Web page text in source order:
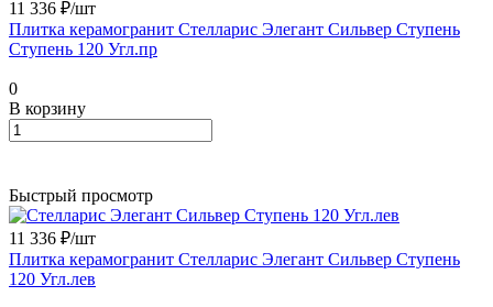
11 336 ₽/шт
Плитка керамогранит Стелларис Элегант Сильвер Ступень
Ступень 120 Угл.пр
0
В корзину
Быстрый просмотр
11 336 ₽/шт
Плитка керамогранит Стелларис Элегант Сильвер Ступень
120 Угл.лев